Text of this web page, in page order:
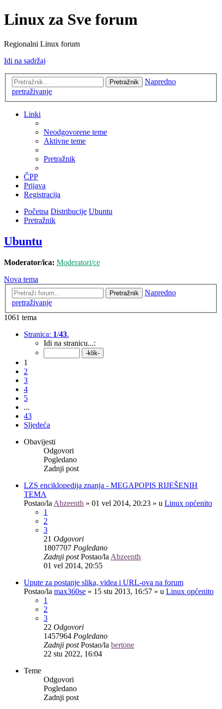
Linux za Sve forum
Regionalni Linux forum
Idi na sadržaj
Pretražnik
Napredno
pretraživanje
Linki
Neodgovorene teme
Aktivne teme
Pretražnik
ČPP
Prijava
Registracija
Početna Distribucije Ubuntu
Pretražnik
Ubuntu
Moderator/ica: Moderatori/ce
Nova tema
Pretražnik
Napredno
pretraživanje
1061 tema
Stranica: 1/43.
Idi na stranicu...:
1
2
3
4
5
...
43
Sljedeća
Obavijesti
Odgovori
Pogledano
Zadnji post
LZS enciklopedija znanja - MEGAPOPIS RIJEŠENIH
TEMA
Postao/la Abzeenth » 01 vel 2014, 20:23 » u Linux općenito
1
2
3
21 Odgovori
1807707 Pogledano
Zadnji postPostao/la Abzeenth
01 vel 2014, 20:55
Upute za postanje slika, videa i URL-ova na forum
Postao/la max360se » 15 stu 2013, 16:57 » u Linux općenito
1
2
3
22 Odgovori
1457964 Pogledano
Zadnji postPostao/la bertone
22 stu 2022, 16:04
Teme
Odgovori
Pogledano
Zadnji post